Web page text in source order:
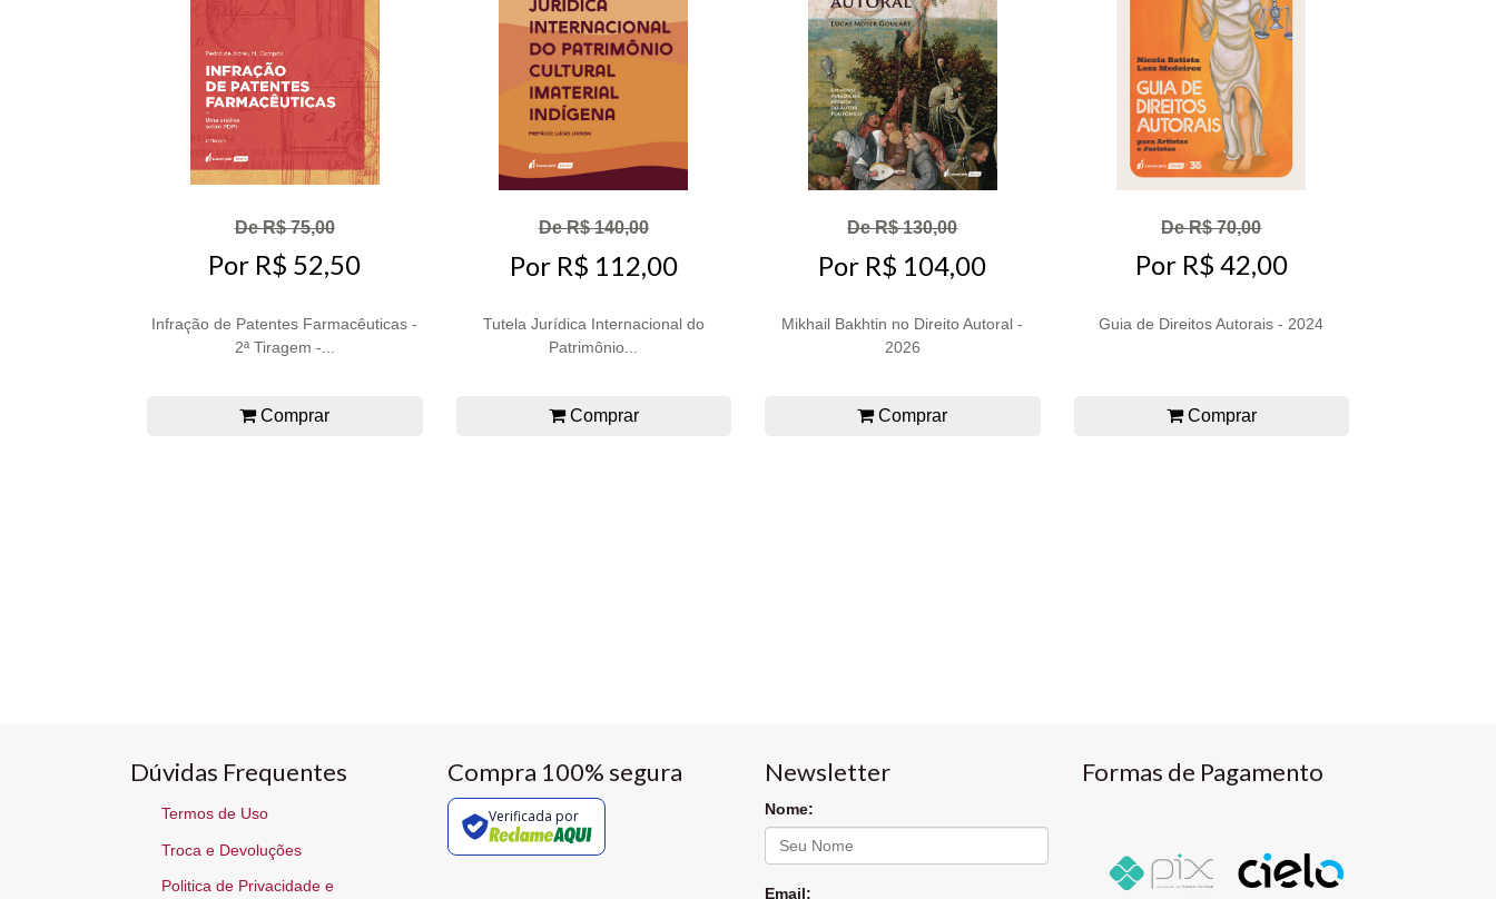
De R$ 75,00
Por R$ 52,50
Infração de Patentes Farmacêuticas -
2ª Tiragem -...
Comprar
De R$ 140,00
Por R$ 112,00
Tutela Jurídica Internacional do
Patrimônio...
Comprar
De R$ 130,00
Por R$ 104,00
Mikhail Bakhtin no Direito Autoral -
2026
Comprar
De R$ 70,00
Por R$ 42,00
Guia de Direitos Autorais - 2024
Comprar
Dúvidas Frequentes
Termos de Uso
Troca e Devoluções
Politica de Privacidade e
Compra 100% segura
Verificada por
Newsletter
Nome:
Email:
Formas de Pagamento